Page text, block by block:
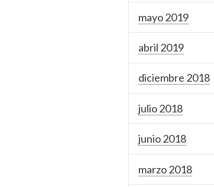
mayo 2019
abril 2019
diciembre 2018
julio 2018
junio 2018
marzo 2018